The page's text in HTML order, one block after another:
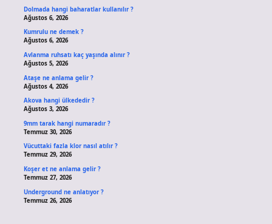
Dolmada hangi baharatlar kullanılır ?
Ağustos 6, 2026
Kumrulu ne demek ?
Ağustos 6, 2026
Avlanma ruhsatı kaç yaşında alınır ?
Ağustos 5, 2026
Ataşe ne anlama gelir ?
Ağustos 4, 2026
Akova hangi ülkededir ?
Ağustos 3, 2026
9mm tarak hangi numaradır ?
Temmuz 30, 2026
Vücuttaki fazla klor nasıl atılır ?
Temmuz 29, 2026
Koşer et ne anlama gelir ?
Temmuz 27, 2026
Underground ne anlatıyor ?
Temmuz 26, 2026